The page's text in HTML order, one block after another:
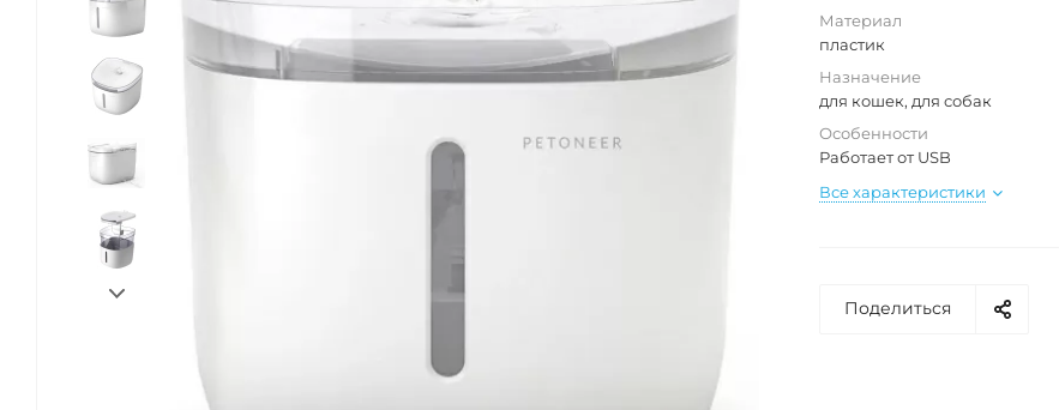
Материал
пластик
Назначение
для кошек, для собак
Особенности
Работает от USB
Все характеристики
Поделиться